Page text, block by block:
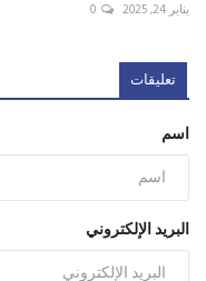
يناير 24, 2025 0
تعليقات
اسم
البريد الإلكتروني